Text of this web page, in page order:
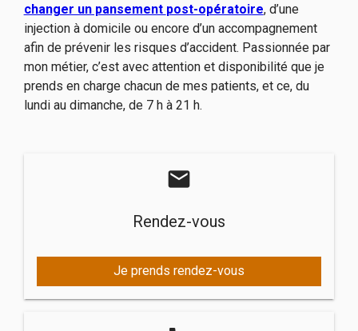
changer un pansement post-opératoire, d’une
injection à domicile ou encore d’un accompagnement
afin de prévenir les risques d’accident. Passionnée par
mon métier, c’est avec attention et disponibilité que je
prends en charge chacun de mes patients, et ce, du
lundi au dimanche, de 7 h à 21 h.
mail
Rendez-vous
Je prends rendez-vous